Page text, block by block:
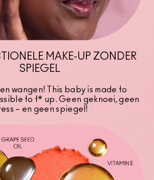
MAKE-UP ZONDER
SPIEGEL
wangen! This baby is made to
to f* up. Geen geknoei, geen
– en geen spiegel!